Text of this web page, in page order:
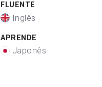
FLUENTE
Inglês
APRENDE
Japonês